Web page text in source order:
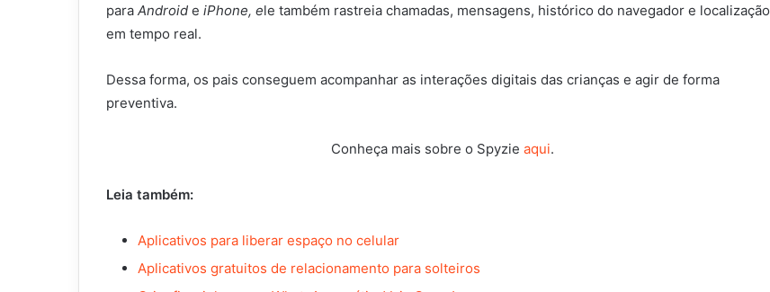
para Android e iPhone, ele também rastreia chamadas, mensagens, histórico do navegador e localização
em tempo real.
Dessa forma, os pais conseguem acompanhar as interações digitais das crianças e agir de forma
preventiva.
Conheça mais sobre o Spyzie aqui.
Leia também:
Aplicativos para liberar espaço no celular
Aplicativos gratuitos de relacionamento para solteiros